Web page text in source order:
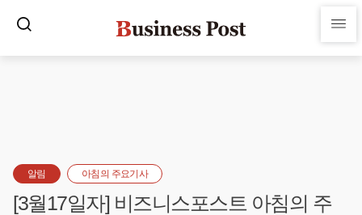
알림 아침의 주요기사
[3월17일자] 비즈니스포스트 아침의 주